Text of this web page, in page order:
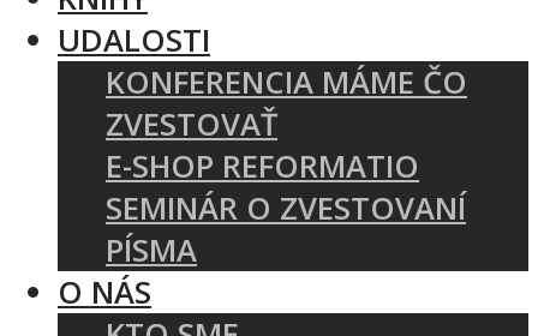
UDALOSTI
KONFERENCIA MÁME ČO
ZVESTOVAŤ
E-SHOP REFORMATIO
SEMINÁR O ZVESTOVANÍ
PÍSMA
O NÁS